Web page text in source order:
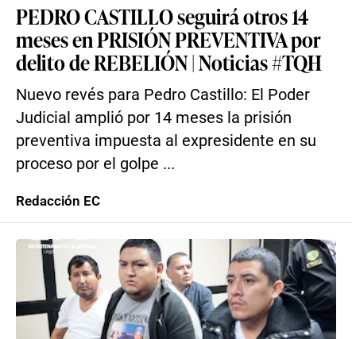
PEDRO CASTILLO seguirá otros 14
meses en PRISIÓN PREVENTIVA por
delito de REBELIÓN | Noticias #TQH
Nuevo revés para Pedro Castillo: El Poder
Judicial amplió por 14 meses la prisión
preventiva impuesta al expresidente en su
proceso por el golpe ...
Redacción EC